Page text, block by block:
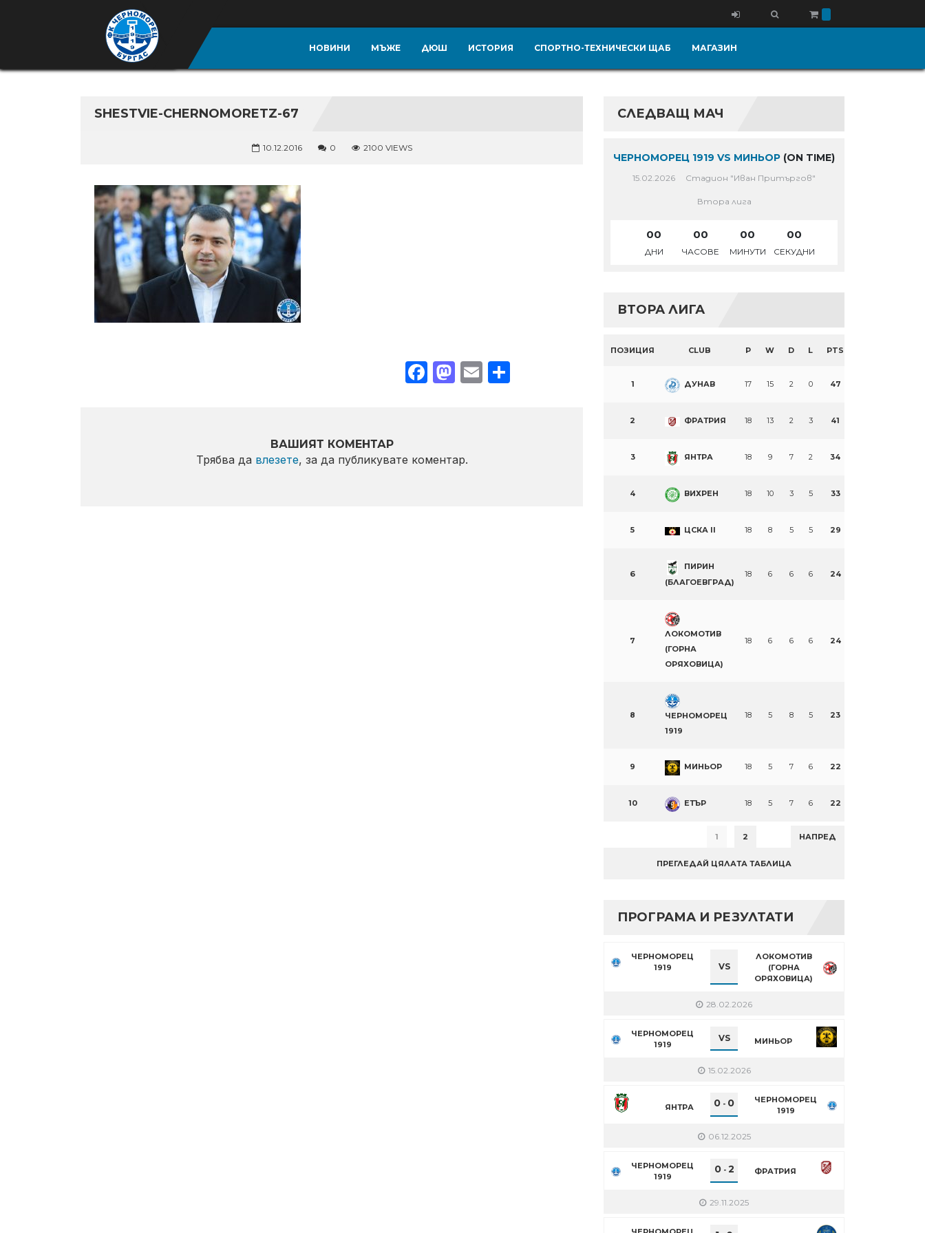
НОВИНИ МЪЖЕ ДЮШ ИСТОРИЯ СПОРТНО-ТЕХНИЧЕСКИ ЩАБ МАГАЗИН
SHESTVIE-CHERNOMORETZ-67
10.12.2016 0 2100 VIEWS
Facebook
Mastodon
EmailShare
ВАШИЯТ КОМЕНТАР
Трябва да влезете, за да публикувате коментар.
СЛЕДВАЩ МАЧ
ЧЕРНОМОРЕЦ 1919 VS МИНЬОР (ON TIME)
15.02.2026 Стадион "Иван Притъргов"
Втора лига
00
ДНИ
00
ЧАСОВЕ
00
МИНУТИ
00
СЕКУДНИ
ВТОРА ЛИГА
ПОЗИЦИЯ CLUB P W D L PTS
1 ДУНАВ 17 15 2 0 47
2 ФРАТРИЯ 18 13 2 3 41
3 ЯНТРА 18 9 7 2 34
4 ВИХРЕН 18 10 3 5 33
5 ЦСКА II 18 8 5 5 29
6
ПИРИН
(БЛАГОЕВГРАД)
18 6 6 6 24
7
ЛОКОМОТИВ
(ГОРНА
ОРЯХОВИЦА)
18 6 6 6 24
8
ЧЕРНОМОРЕЦ
1919
18 5 8 5 23
9 МИНЬОР 18 5 7 6 22
10 ЕТЪР 18 5 7 6 22
1 2 НАПРЕД
ПРЕГЛЕДАЙ ЦЯЛАТА ТАБЛИЦА
ПРОГРАМА И РЕЗУЛТАТИ
ЧЕРНОМОРЕЦ
1919
VS
ЛОКОМОТИВ
(ГОРНА
ОРЯХОВИЦА)
28.02.2026
ЧЕРНОМОРЕЦ
1919
VS МИНЬОР
15.02.2026
ЯНТРА 0 - 0
ЧЕРНОМОРЕЦ
1919
06.12.2025
ЧЕРНОМОРЕЦ
1919
0- 2 ФРАТРИЯ
29.11.2025